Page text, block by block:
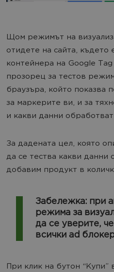
Щом режимът на
отидете на сайта, където
контейнера на Google
прозорец за тестов
браузъра, който показва
за маркерите ви, и за
и какви данни
За дадената цел, която
да се тества какви данни
добавим продукт в
Забележка: при
режима за
да се уверите,
всички ad
При клик на бутон “Купи”